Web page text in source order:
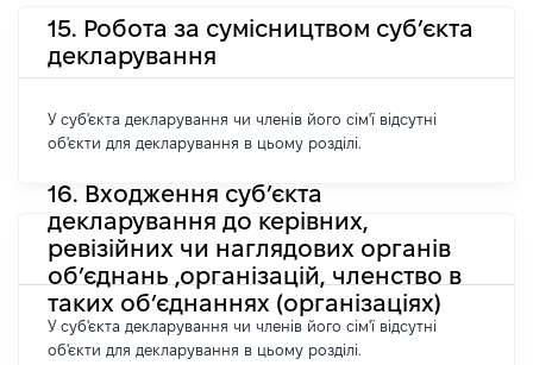
15. Робота за сумісництвом суб’єкта
декларування
У суб'єкта декларування чи членів його сім'ї відсутні
об'єкти для декларування в цьому розділі.
16. Входження суб’єкта
декларування до керівних,
ревізійних чи наглядових органів
об’єднань ,організацій, членство в
таких об’єднаннях (організаціях)
У суб'єкта декларування чи членів його сім'ї відсутні
об'єкти для декларування в цьому розділі.